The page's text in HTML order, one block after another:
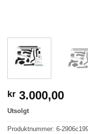
kr 3.000,00
Utsolgt
Produktnummer: 6-